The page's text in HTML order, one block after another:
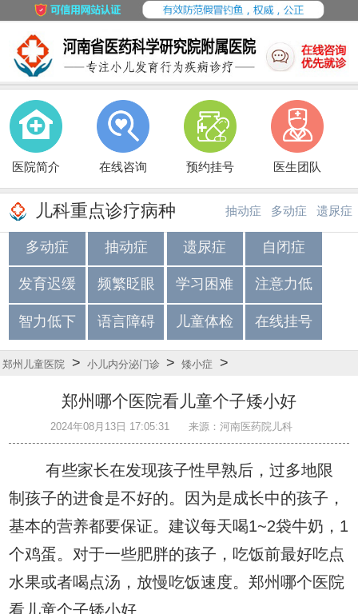
医院简介 在线咨询 预约挂号 医生团队
儿科重点诊疗病种 抽动症
·
多动症
·
遗尿症
多动症 抽动症 遗尿症 自闭症
发育迟缓 频繁眨眼 学习困难 注意力低
智力低下 语言障碍 儿童体检 在线挂号
郑州儿童医院 > 小儿内分泌门诊 > 矮小症 >
郑州哪个医院看儿童个子矮小好
2024年08月13日 17:05:31 来源：河南医药院儿科
有些家长在发现孩子性早熟后，过多地限
制孩子的进食是不好的。因为是成长中的孩子，
基本的营养都要保证。建议每天喝1~2袋牛奶，1
个鸡蛋。对于一些肥胖的孩子，吃饭前最好吃点
水果或者喝点汤，放慢吃饭速度。郑州哪个医院
看儿童个子矮小好